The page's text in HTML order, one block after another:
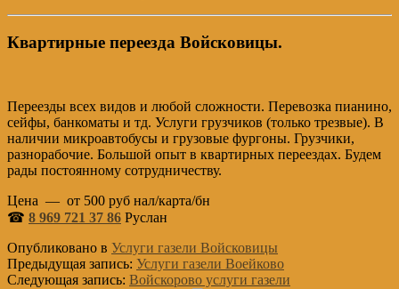
Квартирные переезда Войсковицы.
Переезды всех видов и любой сложности. Перевозка пианино,
сейфы, банкоматы и тд. Услуги грузчиков (только трезвые). В
наличии микроавтобусы и грузовые фургоны. Грузчики,
разнорабочие. Большой опыт в квартирных переездах. Будем
рады постоянному сотрудничеству.
Цена — от 500 руб нал/карта/бн
☎ 8 969 721 37 86 Руслан
Опубликовано в Услуги газели Войсковицы
Предыдущая запись: Услуги газели Воейково
Следующая запись: Войскорово услуги газели